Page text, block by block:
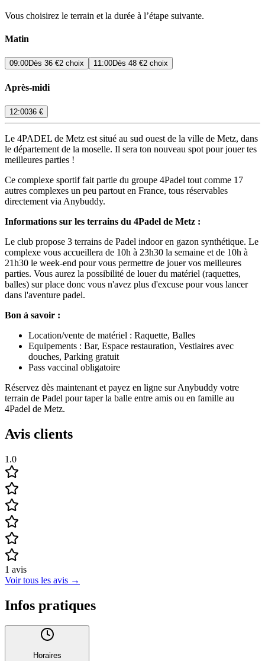
Vous choisirez le terrain et la durée à l’étape suivante.
Matin
09:00Dès 36 €2 choix 11:00Dès 48 €2 choix
Après-midi
12:0036 €
Le 4PADEL de Metz est situé au sud ouest de la ville de Metz, dans
le département de la moselle. Il sera ton nouveau spot pour jouer tes
meilleures parties !
Ce complexe sportif fait partie du groupe 4Padel tout comme 17
autres complexes un peu partout en France, tous réservables
directement via Anybuddy.
Informations sur les terrains du 4Padel de Metz :
Le club propose 3 terrains de Padel indoor en gazon synthétique. Le
complexe vous accueillera de 10h à 23h30 la semaine et de 10h à
21h30 le week-end pour vous permettre de jouer vos meilleures
parties. Vous aurez la possibilité de louer du matériel (raquettes,
balles) sur place donc vous n'avez plus d'excuse pour vous lancer
dans l'aventure padel.
Bon à savoir :
Location/vente de matériel : Raquette, Balles
Equipements : Bar, Espace restauration, Vestiaires avec
douches, Parking gratuit
Pass vaccinal obligatoire
Réservez dès maintenant et payez en ligne sur Anybuddy votre
terrain de Padel pour taper la balle entre amis ou en famille au
4Padel de Metz.
Avis clients
1.0
1 avis
Voir tous les avis →
Infos pratiques
Horaires